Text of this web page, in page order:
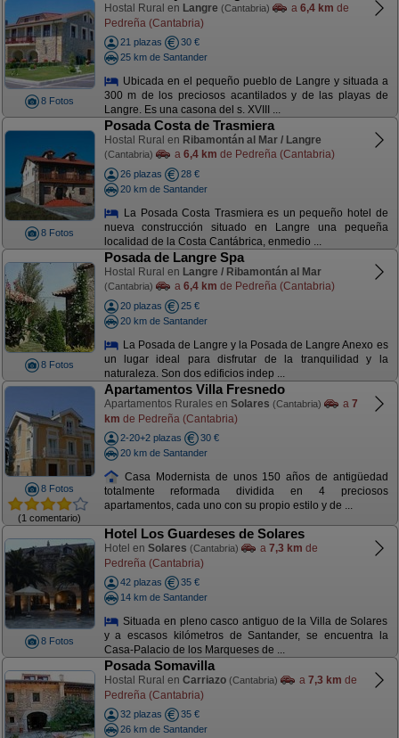
8 Fotos
Hostal Rural en Langre (Cantabria) a 6,4 km de
Pedreña (Cantabria)
21 plazas
30 €
25 km de Santander
Ubicada en el pequeño pueblo de Langre y situada a
300 m de los preciosos acantilados y de las playas de
Langre. Es una casona del s. XVIII ...
8 Fotos
Posada Costa de Trasmiera
Hostal Rural en Ribamontán al Mar / Langre
(Cantabria) a 6,4 km de Pedreña (Cantabria)
26 plazas
28 €
20 km de Santander
La Posada Costa Trasmiera es un pequeño hotel de
nueva construcción situado en Langre una pequeña
localidad de la Costa Cantábrica, enmedio ...
8 Fotos
Posada de Langre Spa
Hostal Rural en Langre / Ribamontán al Mar
(Cantabria) a 6,4 km de Pedreña (Cantabria)
20 plazas
25 €
20 km de Santander
La Posada de Langre y la Posada de Langre Anexo es
un lugar ideal para disfrutar de la tranquilidad y la
naturaleza. Son dos edificios indep ...
8 Fotos
(1 comentario)
Apartamentos Villa Fresnedo
Apartamentos Rurales en Solares (Cantabria) a 7
km de Pedreña (Cantabria)
2-20+2 plazas
30 €
20 km de Santander
Casa Modernista de unos 150 años de antigüedad
totalmente reformada dividida en 4 preciosos
apartamentos, cada uno con su propio estilo y de ...
8 Fotos
Hotel Los Guardeses de Solares
Hotel en Solares (Cantabria) a 7,3 km de
Pedreña (Cantabria)
42 plazas
35 €
14 km de Santander
Situada en pleno casco antiguo de la Villa de Solares
y a escasos kilómetros de Santander, se encuentra la
Casa-Palacio de los Marqueses de ...
Posada Somavilla
Hostal Rural en Carriazo (Cantabria) a 7,3 km de
Pedreña (Cantabria)
32 plazas
35 €
26 km de Santander